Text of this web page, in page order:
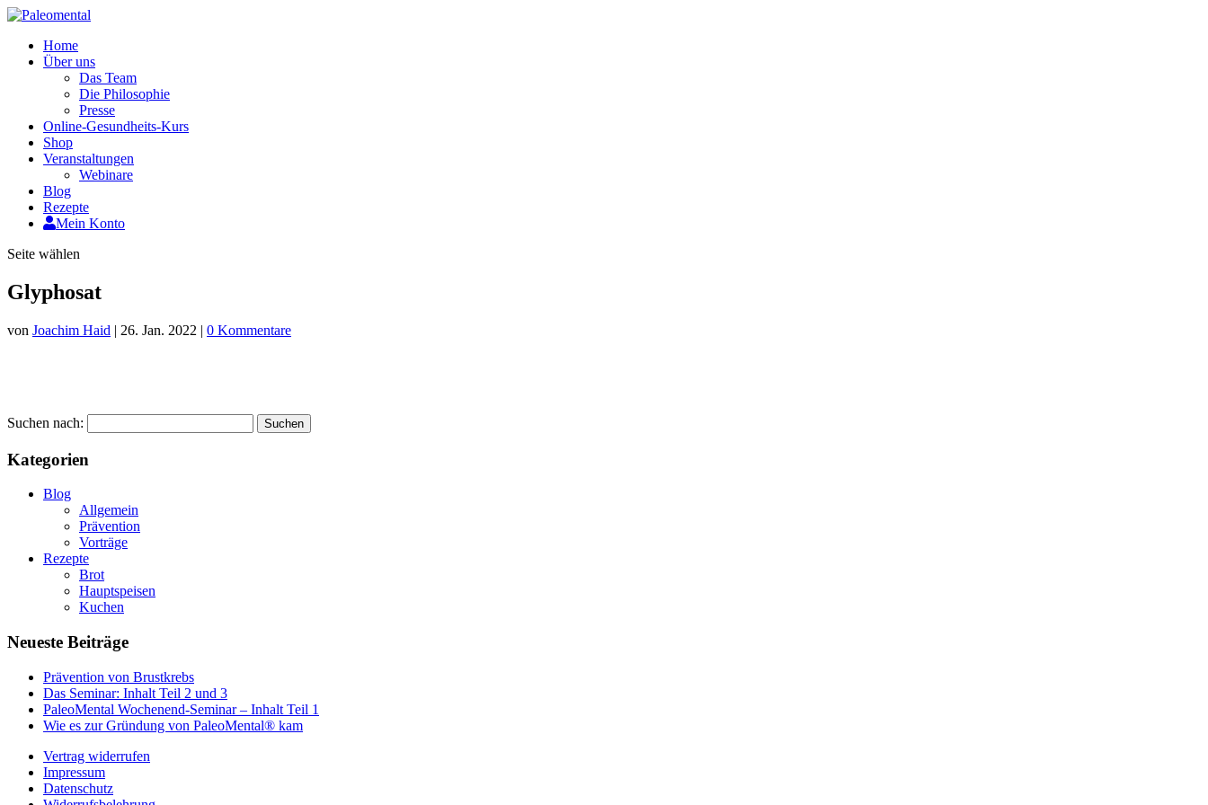
Home
Über uns
Das Team
Die Philosophie
Presse
Online-Gesundheits-Kurs
Shop
Veranstaltungen
Webinare
Blog
Rezepte
Mein Konto
Seite wählen
Glyphosat
von Joachim Haid | 26. Jan. 2022 | 0 Kommentare
Suchen nach:
Kategorien
Blog
Allgemein
Prävention
Vorträge
Rezepte
Brot
Hauptspeisen
Kuchen
Neueste Beiträge
Prävention von Brustkrebs
Das Seminar: Inhalt Teil 2 und 3
PaleoMental Wochenend-Seminar – Inhalt Teil 1
Wie es zur Gründung von PaleoMental® kam
Vertrag widerrufen
Impressum
Datenschutz